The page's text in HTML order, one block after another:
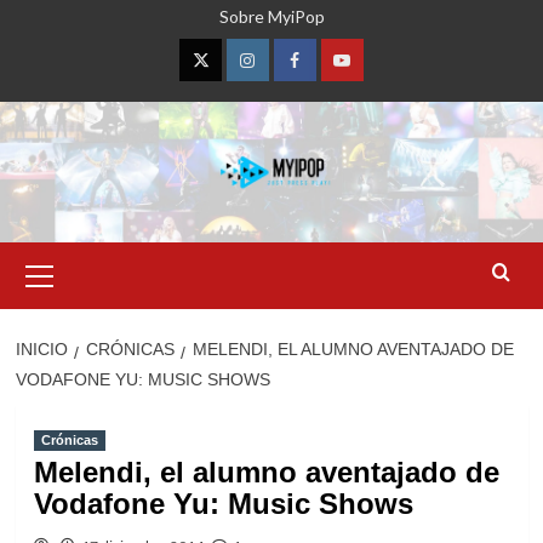
Sobre MyiPop
TwitterInstagramFacebookYouTube
primario
INICIO CRÓNICAS
MELENDI, EL ALUMNO AVENTAJADO DE
VODAFONE YU: MUSIC SHOWS
Crónicas
Melendi, el alumno aventajado de
Vodafone Yu: Music Shows